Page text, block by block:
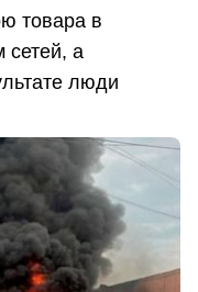
товара в
сетей, а
люди